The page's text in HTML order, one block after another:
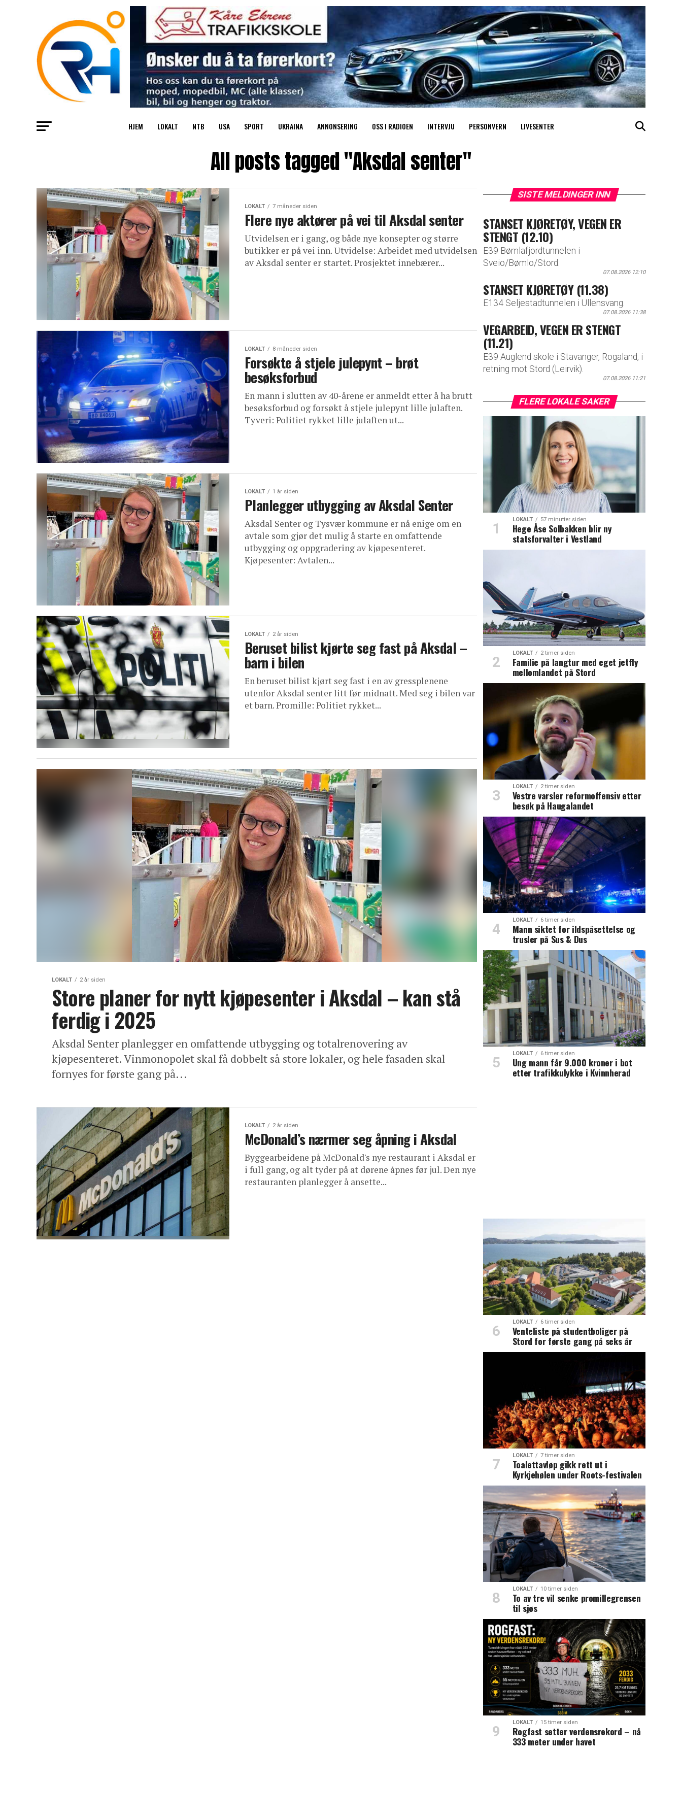
HJEM LOKALT NTB USA SPORT UKRAINA ANNONSERING OSS I RADIOEN INTERVJU PERSONVERN LIVESENTER
All posts tagged "Aksdal senter"
LOKALT 7 måneder siden
Flere nye aktører på vei til Aksdal senter
Utvidelsen er i gang, og både nye konsepter og større
butikker er på vei inn. Utvidelse: Arbeidet med utvidelsen
av Aksdal senter er startet. Prosjektet innebærer...
LOKALT 8 måneder siden
Forsøkte å stjele julepynt – brøt
besøksforbud
En mann i slutten av 40-årene er anmeldt etter å ha brutt
besøksforbud og forsøkt å stjele julepynt lille julaften.
Tyveri: Politiet rykket lille julaften ut...
LOKALT 1 år siden
Planlegger utbygging av Aksdal Senter
Aksdal Senter og Tysvær kommune er nå enige om en
avtale som gjør det mulig å starte en omfattende
utbygging og oppgradering av kjøpesenteret.
Kjøpesenter: Avtalen...
LOKALT 2 år siden
Beruset bilist kjørte seg fast på Aksdal –
barn i bilen
En beruset bilist kjørt seg fast i en av gressplenene
utenfor Aksdal senter litt før midnatt. Med seg i bilen var
et barn. Promille: Politiet rykket...
LOKALT 2 år siden
Store planer for nytt kjøpesenter i Aksdal – kan stå
ferdig i 2025
Aksdal Senter planlegger en omfattende utbygging og totalrenovering av
kjøpesenteret. Vinmonopolet skal få dobbelt så store lokaler, og hele fasaden skal
fornyes for første gang på...
LOKALT 2 år siden
McDonald’s nærmer seg åpning i Aksdal
Byggearbeidene på McDonald's nye restaurant i Aksdal er
i full gang, og alt tyder på at dørene åpnes før jul. Den nye
restauranten planlegger å ansette...
SISTE MELDINGER INN
STANSET KJØRETØY, VEGEN ER
STENGT (12.10)
E39 Bømlafjordtunnelen i
Sveio/Bømlo/Stord.
07.08.2026 12:10
STANSET KJØRETØY (11.38)
E134 Seljestadtunnelen i Ullensvang.
07.08.2026 11:38
VEGARBEID, VEGEN ER STENGT
(11.21)
E39 Auglend skole i Stavanger, Rogaland, i
retning mot Stord (Leirvik).
07.08.2026 11:21
FLERE LOKALE SAKER
LOKALT 57 minutter siden
Hege Åse Solbakken blir ny
statsforvalter i Vestland
LOKALT 2 timer siden
Familie på langtur med eget jetfly
mellomlandet på Stord
LOKALT 2 timer siden
Vestre varsler reformoffensiv etter
besøk på Haugalandet
LOKALT 6 timer siden
Mann siktet for ildspåsettelse og
trusler på Sus & Dus
LOKALT 6 timer siden
Ung mann får 9.000 kroner i bot
etter trafikkulykke i Kvinnherad
LOKALT 6 timer siden
Venteliste på studentboliger på
Stord for første gang på seks år
LOKALT 7 timer siden
Toalettavløp gikk rett ut i
Kyrkjehølen under Roots-festivalen
LOKALT 10 timer siden
To av tre vil senke promillegrensen
til sjøs
LOKALT 15 timer siden
Rogfast setter verdensrekord – nå
333 meter under havet